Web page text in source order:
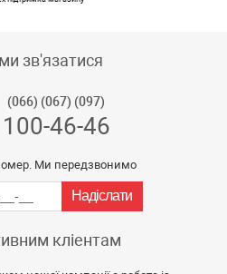
зв'язатися
(066) (067) (097)
100-46-46
Ми передзвонимо
кліентам